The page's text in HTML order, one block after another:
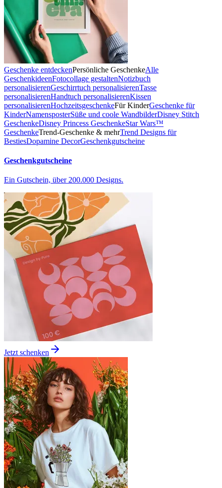
Geschenke entdeckenPersönliche GeschenkeAlle
GeschenkideenFotocollage gestaltenNotizbuch
personalisierenGeschirrtuch personalisierenTasse
personalisierenHandtuch personalisierenKissen
personalisierenHochzeitsgeschenkeFür KinderGeschenke für
KinderNamensposterSüße und coole WandbilderDisney Stitch
GeschenkeDisney Princess GeschenkeStar Wars™
GeschenkeTrend-Geschenke & mehrTrend Designs für
BestiesDopamine DecorGeschenkgutscheine
Geschenkgutscheine
Ein Gutschein, über 200.000 Designs.
Jetzt schenken